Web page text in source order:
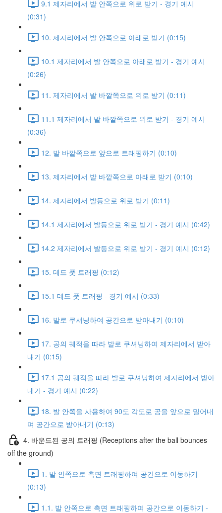
9.1 제자리에서 발 안쪽으로 위로 받기 - 경기 예시
(0:31)
10. 제자리에서 발 안쪽으로 아래로 받기 (0:15)
10.1 제자리에서 발 안쪽으로 아래로 받기 - 경기 예시
(0:26)
11. 제자리에서 발 바깥쪽으로 위로 받기 (0:11)
11.1 제자리에서 발 바깥쪽으로 위로 받기 - 경기 예시
(0:36)
12. 발 바깥쪽으로 앞으로 트래핑하기 (0:10)
13. 제자리에서 발 바깥쪽으로 아래로 받기 (0:10)
14. 제자리에서 발등으로 위로 받기 (0:11)
14.1 제자리에서 발등으로 위로 받기 - 경기 예시 (0:42)
14.2 제자리에서 발등으로 위로 받기 - 경기 예시 (0:12)
15. 데드 풋 트래핑 (0:12)
15.1 데드 풋 트래핑 - 경기 예시 (0:33)
16. 발로 쿠셔닝하여 공간으로 받아내기 (0:10)
17. 공의 궤적을 따라 발로 쿠셔닝하여 제자리에서 받아
내기 (0:15)
17.1 공의 궤적을 따라 발로 쿠셔닝하여 제자리에서 받아
내기 - 경기 예시 (0:22)
18. 발 안쪽을 사용하여 90도 각도로 공을 앞으로 밀어내
며 공간으로 받아내기 (0:13)
4. 바운드된 공의 트래핑 (Receptions after the ball bounces
off the ground)
1. 발 안쪽으로 측면 트래핑하여 공간으로 이동하기
(0:13)
1.1. 발 안쪽으로 측면 트래핑하여 공간으로 이동하기 -